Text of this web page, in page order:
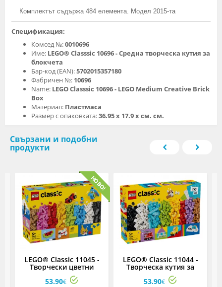
Комплектът съдържа 484 елемента. Модел 2015-та
Спецификация:
Комсед №:0010696
Име: LEGO® Classsic 10696 - Средна творческа кутия за
блокчета
Бар-код (EAN):5702015357180
Фабричен №: 10696
Name: LEGO Classsic 10696 - LEGO Medium Creative Brick
Box
Материал: Пластмаса
Размер с опаковката:36.95 х 17.9 х см. см.
Свързани и подобни
продукти
LEGO® Classic 11045 -
Творчески цветни
тухлички
53.90€
LEGO® Classic 11044 -
Творческа кутия за
конструиране и игра
53.90€